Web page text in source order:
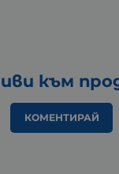
към
КОМЕНТИРАЙ